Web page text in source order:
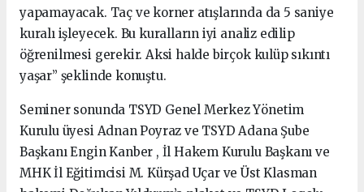
yapamayacak. Taç ve korner atışlarında da 5 saniye
kuralı işleyecek. Bu kuralların iyi analiz edilip
öğrenilmesi gerekir. Aksi halde birçok kulüp sıkıntı
yaşar” şeklinde konuştu.
Seminer sonunda TSYD Genel Merkez Yönetim
Kurulu üyesi Adnan Poyraz ve TSYD Adana Şube
Başkanı Engin Kanber , İl Hakem Kurulu Başkanı ve
MHK İl Eğitimcisi M. Kürşad Uçar ve Üst Klasman